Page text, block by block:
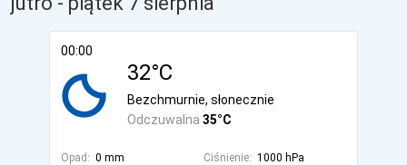
00:00
32°C
Odczuwalna 35°C
Bezchmurnie, słonecznie
Opad: 0 mm Ciśnienie: 1000 hPa